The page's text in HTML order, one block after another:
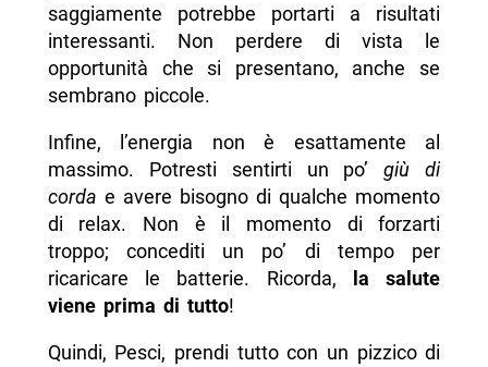
saggiamente potrebbe portarti a risultati
interessanti. Non perdere di vista le
opportunità che si presentano, anche se
sembrano piccole.
Infine, l’energia non è esattamente al
massimo. Potresti sentirti un po’giù di
corda e avere bisogno di qualche momento
di relax. Non è il momento di forzarti
troppo; concediti un po’ di tempo per
ricaricare le batterie. Ricorda,
la salute
viene prima di tutto!
Quindi, Pesci, prendi tutto con un pizzico di